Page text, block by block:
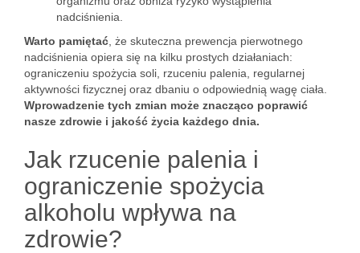
nadciśnienia.
Warto pamiętać , że skuteczna prewencja pierwotnego
nadciśnienia opiera się na kilku prostych działaniach:
ograniczeniu spożycia soli, rzuceniu palenia, regularnej
aktywności fizycznej oraz dbaniu o odpowiednią wagę ciała.
Wprowadzenie tych zmian może znacząco poprawić
nasze zdrowie i jakość życia każdego dnia.
Jak rzucenie palenia i
ograniczenie spożycia
alkoholu wpływa na
zdrowie?